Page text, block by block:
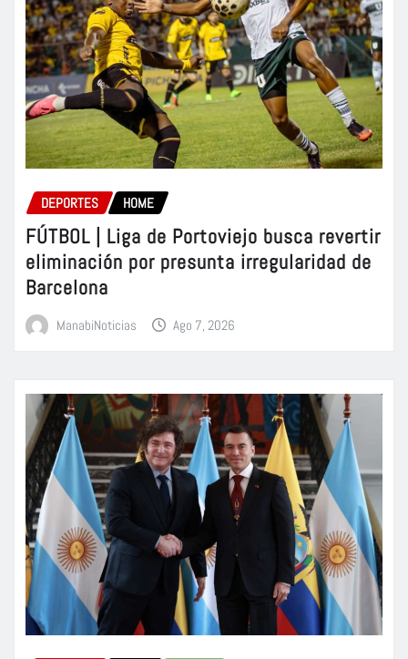
DEPORTES HOME
FÚTBOL | Liga de Portoviejo busca revertir
eliminación por presunta irregularidad de
Barcelona
ManabiNoticias Ago 7, 2026